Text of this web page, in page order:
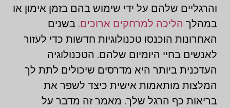
והרגליים שלהם על ידי שימוש בהם בזמן אימון או
במהלך הליכה למרחקים ארוכים. בשנים
האחרונות הוכנסו טכנולוגיות חדשות כדי לעזור
לאנשים בחיי היומיום שלהם. הטכנולוגיה
העדכנית ביותר היא מדרסים שיכולים לתת לך
המלצות מותאמות אישית כיצד לשפר את
בריאות כף הרגל שלך. מאמר זה מדבר על